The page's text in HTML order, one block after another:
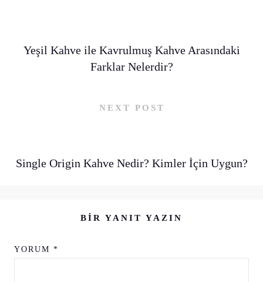
Yeşil Kahve ile Kavrulmuş Kahve Arasındaki
Farklar Nelerdir?
NEXT POST
Single Origin Kahve Nedir? Kimler İçin Uygun?
BIR YANIT YAZIN
YORUM *